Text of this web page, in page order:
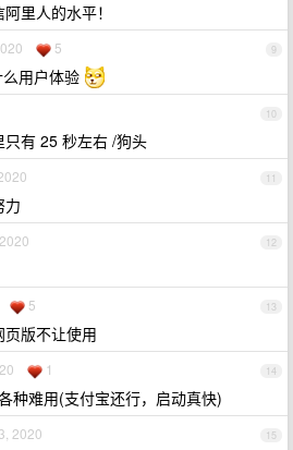
里人的水平！
9
5
用户体验
10
有 25 秒左右 /狗头
11
力
12
13
5
版不让使用
14
1
种难用(支付宝还行，启动真快)
15
2020